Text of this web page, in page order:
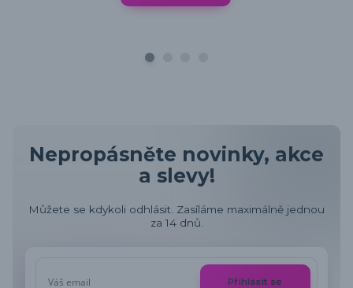
Nepropásněte novinky, akce
a slevy!
Můžete se kdykoli odhlásit. Zasíláme maximálně jednou
za 14 dnů.
Přihlásit se